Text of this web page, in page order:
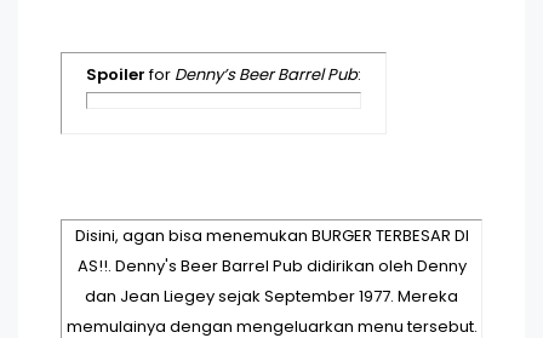
Spoilerfor Denny’s Beer Barrel Pub:
Disini, agan bisa menemukan BURGER TERBESAR DI
AS!!. Denny's Beer Barrel Pub didirikan oleh Denny
dan Jean Liegey sejak September 1977. Mereka
memulainya dengan mengeluarkan menu tersebut.